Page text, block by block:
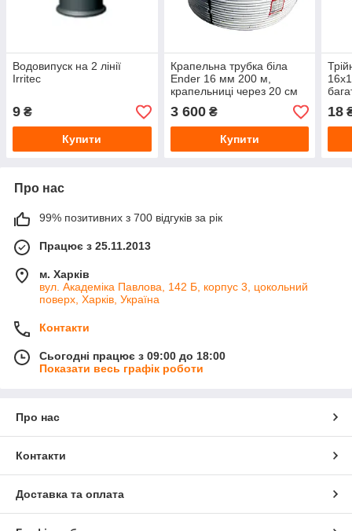
Водовипуск на 2 лінії
Irritec
9 ₴
Купити
Крапельна трубка біла
Ender 16 мм 200 м,
крапельниці через 20 см
(Туреччина)
3 600₴
Купити
18
Про нас
99% позитивних з 700 відгуків за рік
Працює з 25.11.2013
м. Харків
вул. Академіка Павлова, 142 Б, корпус 3, цокольний
поверх, Харків, Україна
Контакти
Сьогодні працює з 09:00 до 18:00
Показати весь графік роботи
Про нас
Контакти
Доставка та оплата